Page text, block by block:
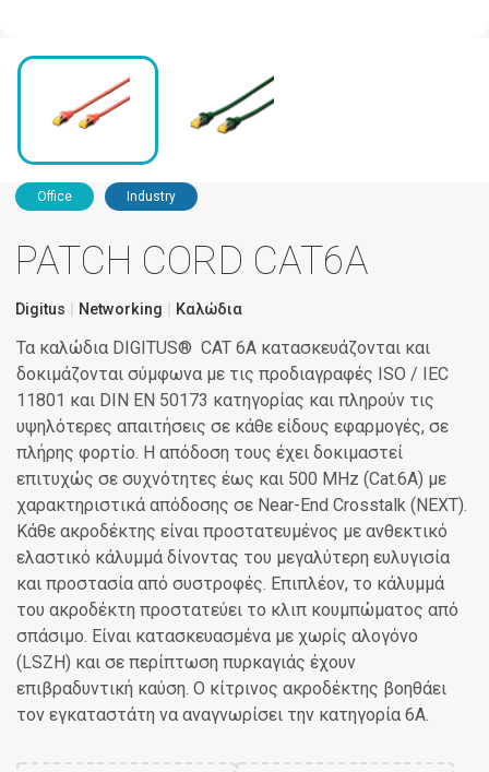
Office Industry
PATCH CORD CAT6A
Digitus Networking Καλώδια
Τα καλώδια DIGITUS® CAT 6A κατασκευάζονται και
δοκιμάζονται σύμφωνα με τις προδιαγραφές ISO / IEC
11801 και DIN EN 50173 κατηγορίας και πληρούν τις
υψηλότερες απαιτήσεις σε κάθε είδους εφαρμογές, σε
πλήρης φορτίο. Η απόδοση τους έχει δοκιμαστεί
επιτυχώς σε συχνότητες έως και 500 MHz (Cat.6A) με
χαρακτηριστικά απόδοσης σε Near-End Crosstalk (NEXT).
Κάθε ακροδέκτης είναι προστατευμένος με ανθεκτικό
ελαστικό κάλυμμά δίνοντας του μεγαλύτερη ευλυγισία
και προστασία από συστροφές. Επιπλέον, το κάλυμμά
του ακροδέκτη προστατεύει το κλιπ κουμπώματος από
σπάσιμο. Είναι κατασκευασμένα με χωρίς αλογόνο
(LSZH) και σε περίπτωση πυρκαγιάς έχουν
επιβραδυντική καύση. Ο κίτρινος ακροδέκτης βοηθάει
τον εγκαταστάτη να αναγνωρίσει την κατηγορία 6A.